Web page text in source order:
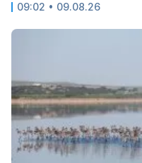
09:02 • 09.08.26